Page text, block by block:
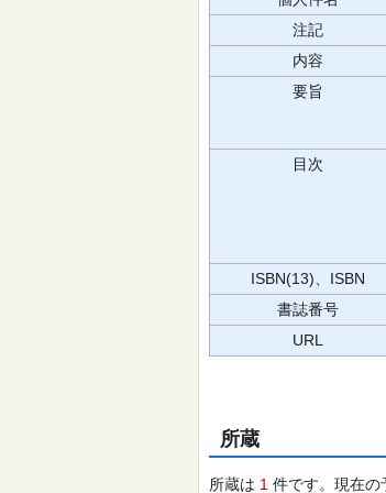
注記
内容
要旨
目次
ISBN(13)、ISBN
書誌番号
URL
所蔵
所蔵は 1 件です。現在の